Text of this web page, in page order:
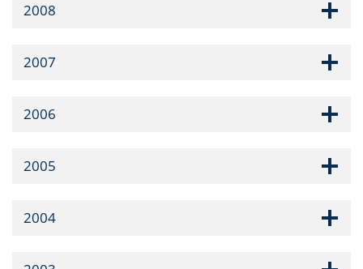
2008
2007
2006
2005
2004